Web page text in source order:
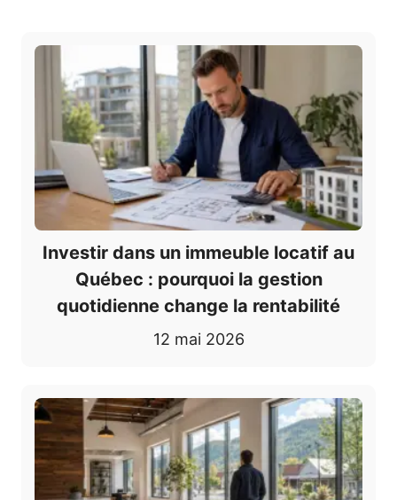
Investir dans un immeuble locatif au
Québec : pourquoi la gestion
quotidienne change la rentabilité
12 mai 2026